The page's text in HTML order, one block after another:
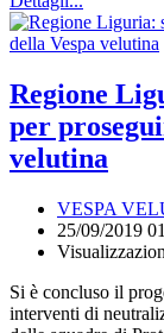
Regione
per
velutina
VESPA
25/09/2019
Si è concluso il
interventi di